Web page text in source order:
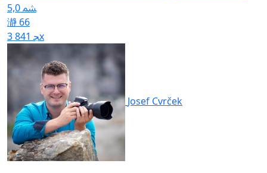
5,0
66
3 841x
Josef Cvrček